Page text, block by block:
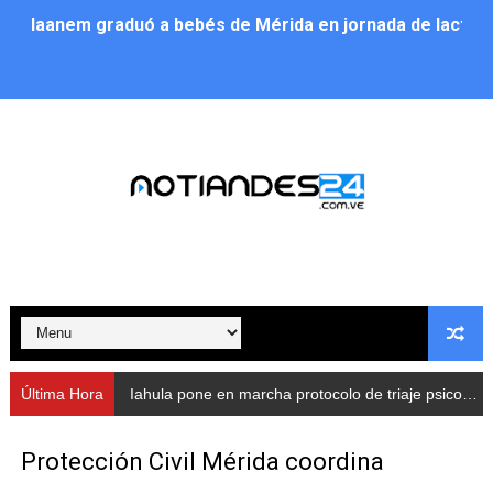
Iaanem graduó a bebés de Mérida en jornada de
Alcalde Nelson Álvarez llevó jornada recreativa a la
Nevado Gas optimiza servicio residencial en la
Balance semestral impulsa inclusión y atención a
Plan Vacacional Comunitario “Ríe 2026” recorre las
Alcaldía del Municipio Libertador realizó una jornada
Última Hora Iahula pone en marcha protocolo de triaje psicosocial para atender a rescatistas
Protección Civil Mérida coordina